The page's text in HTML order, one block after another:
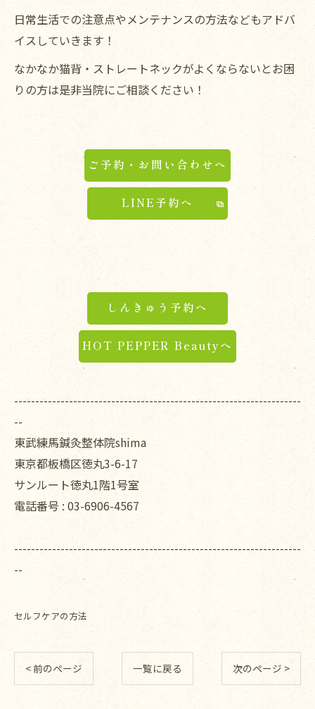
日常生活での注意点やメンテナンスの方法などもアドバ
イスしていきます！
なかなか猫背・ストレートネックがよくならないとお困
りの方は是非当院にご相談ください！
ご予約・お問い合わせへ
LINE予約へ
しんきゅう予約へ
HOT PEPPER Beautyへ
--------------------------------------------------------------------
--
東武練馬鍼灸整体院shima
東京都板橋区徳丸3-6-17
サンルート徳丸1階1号室
電話番号 : 03-6906-4567
--------------------------------------------------------------------
--
セルフケアの方法
< 前のページ 一覧に戻る 次のページ >